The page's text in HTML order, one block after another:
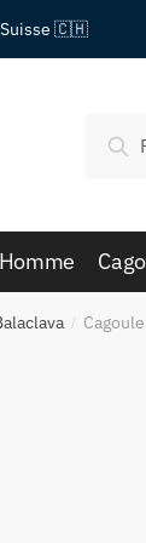
Suisse 🇨🇭
pour :
/